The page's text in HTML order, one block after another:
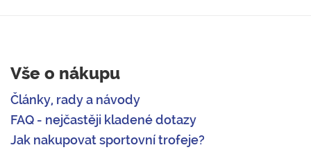
Vše o nákupu
Články, rady a návody
FAQ - nejčastěji kladené dotazy
Jak nakupovat sportovní trofeje?